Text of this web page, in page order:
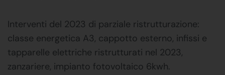
Interventi del 2023 di parziale ristrutturazione:
classe energetica A3, cappotto esterno, infissi e
tapparelle elettriche ristrutturati nel 2023,
zanzariere, impianto fotovoltaico 6kwh.